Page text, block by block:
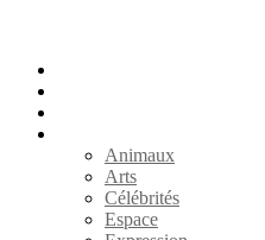
Animaux
Arts
Célébrités
Espace